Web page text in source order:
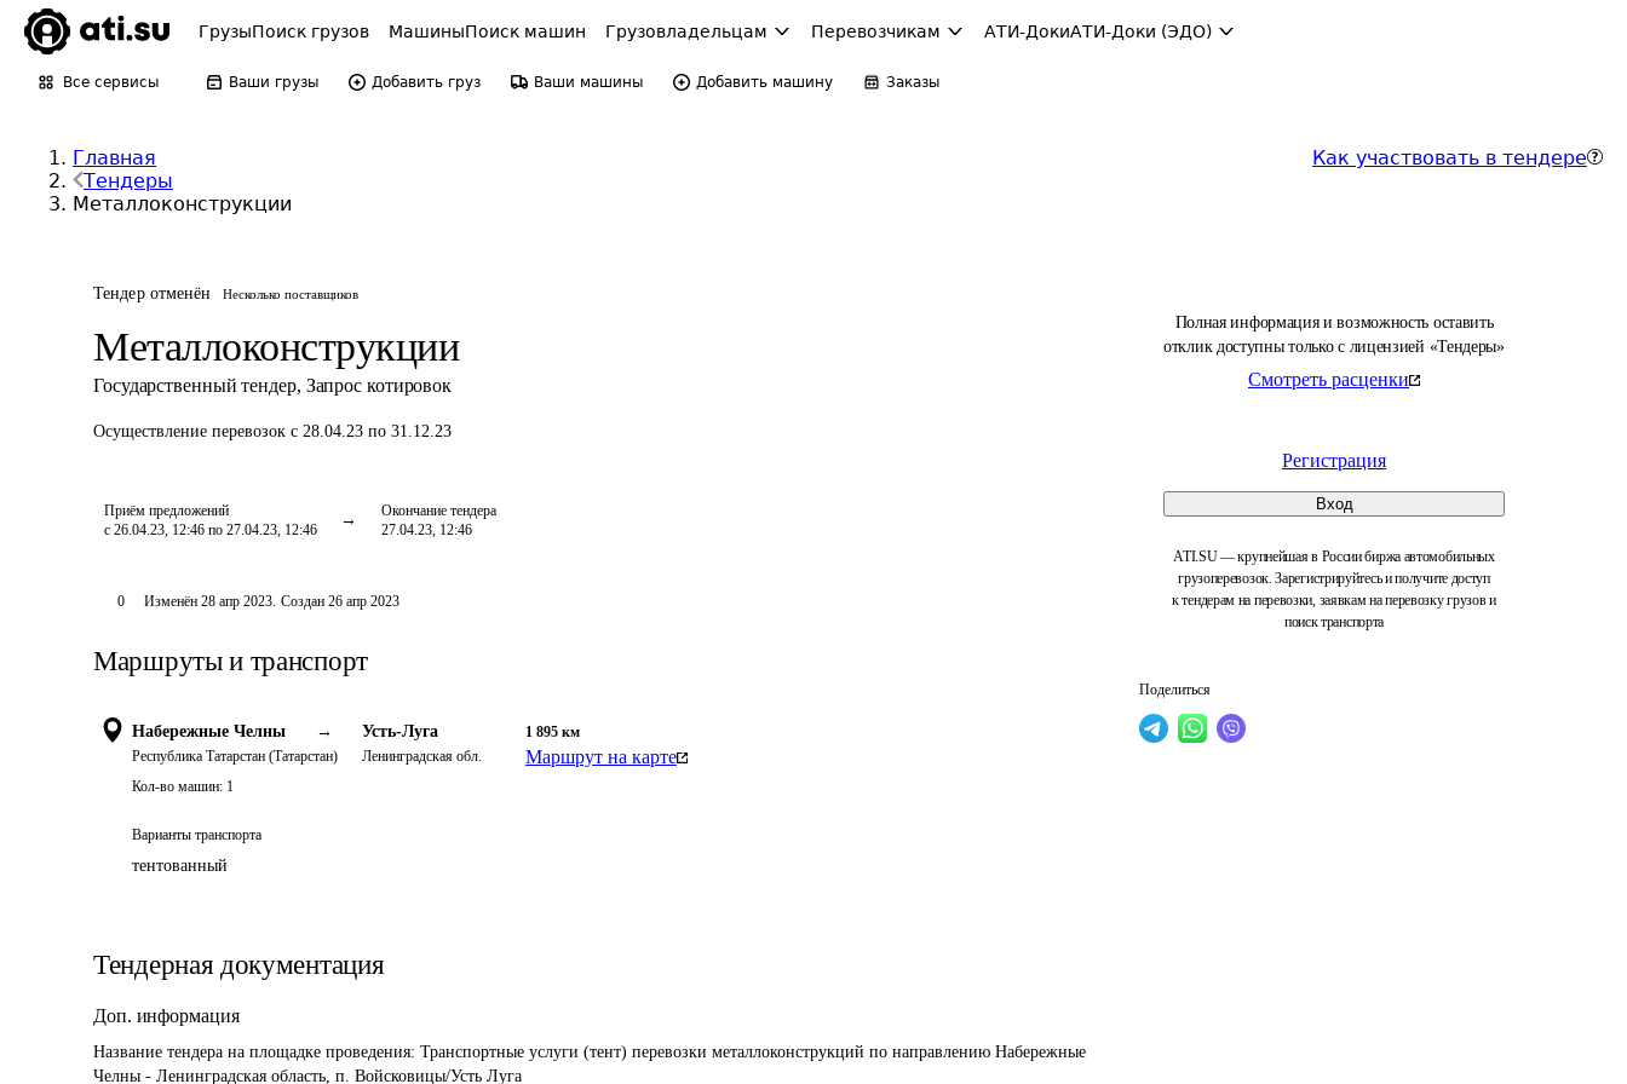
ГрузыПоиск грузов МашиныПоиск машин Грузовладельцам Перевозчикам АТИ-ДокиАТИ-Доки (ЭДО)
Все сервисы Ваши грузы Добавить груз Ваши машины Добавить машину Заказы
Главная
Тендеры
Металлоконструкции
Как участвовать в тендере
Тендер отменён Несколько поставщиков
Металлоконструкции
Государственный тендер, Запрос котировок
Осуществление перевозок с 28.04.23 по 31.12.23
Приём предложений
с 26.04.23, 12:46 по 27.04.23, 12:46
Окончание тендера
27.04.23, 12:46
Полная информация и возможность оставить
отклик доступны только с лицензией «Тендеры»
Смотреть расценки
Регистрация
Вход
ATI.SU — крупнейшая в России биржа автомобильных
грузоперевозок. Зарегистрируйтесь и получите доступ
к тендерам на перевозки, заявкам на перевозку грузов и
поиск транспорта
Поделиться
0 Изменён 28 апр 2023. Создан 26 апр 2023
Маршруты и транспорт
Набережные Челны →
Республика Татарстан (Татарстан)
Усть-Луга
Ленинградская обл.
1 895 км
Маршрут на карте
Кол-во машин: 1
Варианты транспорта
тентованный
Тендерная документация
Доп. информация
Название тендера на площадке проведения: Транспортные услуги (тент) перевозки металлоконструкций по направлению Набережные
Челны - Ленинградская область, п. Войсковицы/Усть Луга